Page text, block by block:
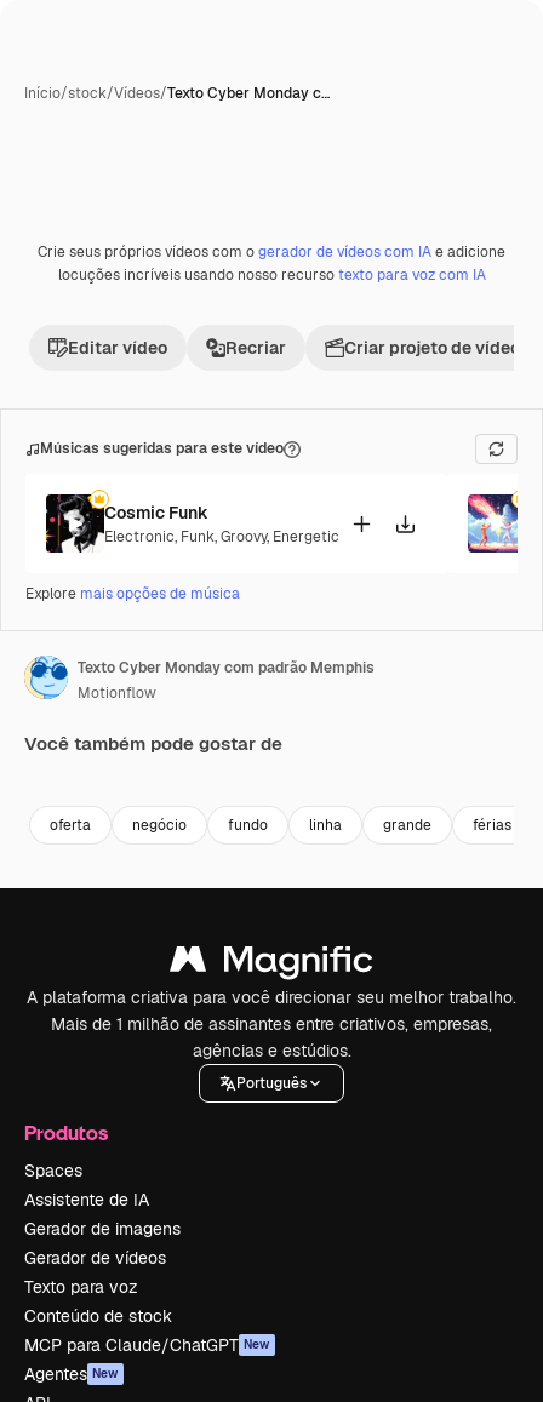
Início/stock/Vídeos/Texto Cyber Monday c…
Premium
Crie seus próprios vídeos com ogerador de vídeos com IAe adicione
locuções incríveis usando nosso recursotexto para voz com IA
Editar vídeo Recriar Criar projeto de vídeo
Músicas sugeridas para este vídeo
Cosmic Funk
Electronic, Funk,Groovy, Energetic
Explore mais opções de música
Texto Cyber Monday com padrão Memphis
Motionflow
Você também pode gostar de
oferta negócio fundo linha grande férias
A plataforma criativa para você direcionar seu melhor trabalho.
Mais de 1 milhão de assinantes entre criativos, empresas,
agências e estúdios.
Português
Produtos
Spaces
Assistente de IA
Gerador de imagens
Gerador de vídeos
Texto para voz
Conteúdo de stock
MCP para Claude/ChatGPT New
Agentes New